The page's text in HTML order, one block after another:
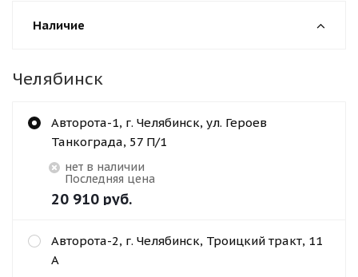
Наличие
Челябинск
Авторота-1, г. Челябинск, ул. Героев
Танкограда, 57 П/1
Нет в наличии
Последняя цена
20 910 руб.
Авторота-2, г. Челябинск, Троицкий тракт, 11
А